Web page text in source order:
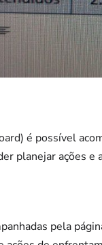
é possível
planejar ações e
pela